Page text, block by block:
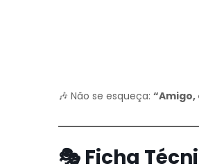
🎶 Não se esqueça:
🎭 Ficha